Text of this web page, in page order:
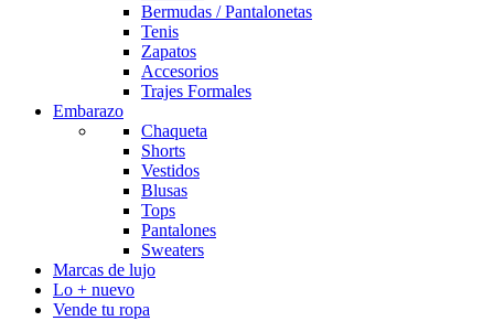
Bermudas / Pantalonetas
Tenis
Zapatos
Accesorios
Trajes Formales
Embarazo
Chaqueta
Shorts
Vestidos
Blusas
Tops
Pantalones
Sweaters
Marcas de lujo
Lo + nuevo
Vende tu ropa